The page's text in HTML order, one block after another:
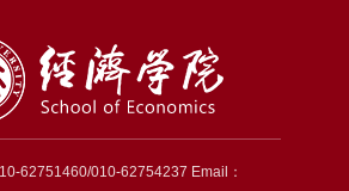
62751460/010-62754237 Email：